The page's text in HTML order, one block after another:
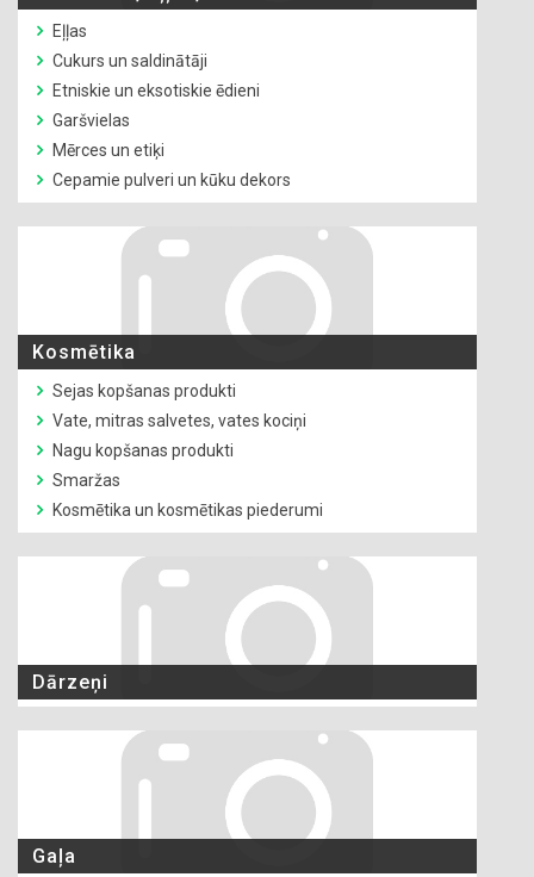
Eļļas
Cukurs un saldinātāji
Etniskie un eksotiskie ēdieni
Garšvielas
Mērces un etiķi
Cepamie pulveri un kūku dekors
Kosmētika
Sejas kopšanas produkti
Vate, mitras salvetes, vates kociņi
Nagu kopšanas produkti
Smaržas
Kosmētika un kosmētikas piederumi
Dārzeņi
Gaļa